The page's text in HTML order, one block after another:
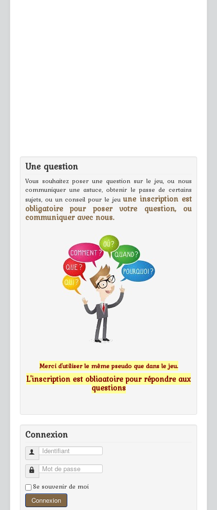
Une question
Vous souhaitez poser une question sur le jeu, ou nous
communiquer une astuce, obtenir le passe de certains
sujets, ou un conseil pour le jeuune inscription est
obligatoire pour poser votre question, ou
communiquer avec nous.
Merci d'utiliser le même pseudo que dans le jeu.
L'inscription est obligatoire pour répondre aux
questions
Connexion
Identifiant
Mot de passe
Se souvenir de moi
Connexion